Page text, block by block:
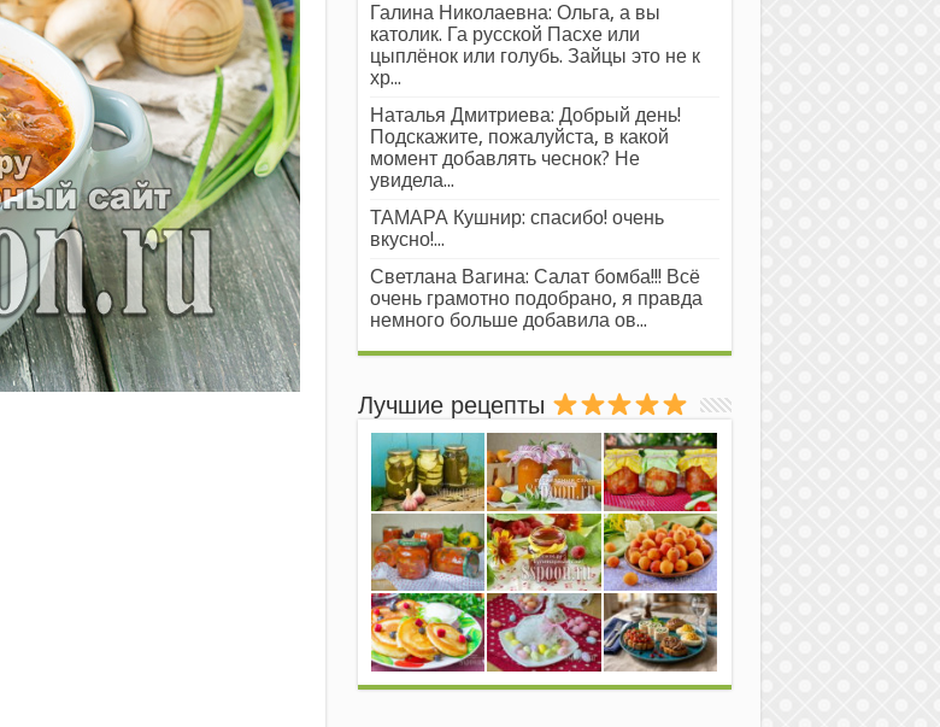
Галина Николаевна: Ольга, а вы
католик. Га русской Пасхе или
цыплёнок или голубь. Зайцы это не к
хр...
Наталья Дмитриева: Добрый день!
Подскажите, пожалуйста, в какой
момент добавлять чеснок? Не
увидела...
ТАМАРА Кушнир: спасибо! очень
вкусно!...
Светлана Вагина: Салат бомба!!! Всё
очень грамотно подобрано, я правда
немного больше добавила ов...
Лучшие рецепты